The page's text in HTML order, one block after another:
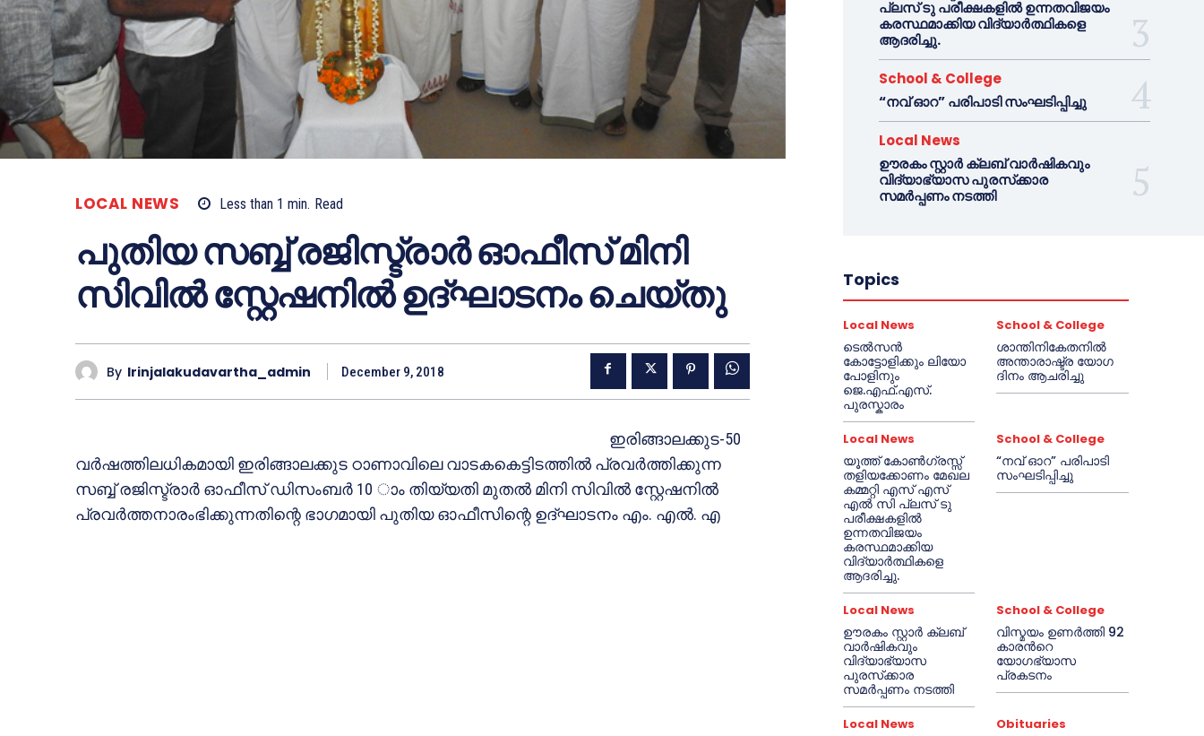
LOCAL NEWS Less than 1 min. Read
പുതിയ സബ്ബ് രജിസ്ട്രാര്‍ ഓഫീസ് മിനി
സിവില്‍ സ്റ്റേഷനില്‍ ഉദ്ഘാടനം ചെയ്തു
By Irinjalakudavartha_admin December 9, 2018
ഇരിങ്ങാലക്കുട-50
വര്‍ഷത്തിലധികമായി ഇരിങ്ങാലക്കുട ഠാണാവിലെ വാടകകെട്ടിടത്തില്‍ പ്രവര്‍ത്തിക്കുന്ന
സബ്ബ് രജിസ്ട്രാര്‍ ഓഫീസ് ഡിസംബര്‍ 10 ാം തിയ്യതി മുതല്‍ മിനി സിവില്‍ സ്റ്റേഷനില്‍
പ്രവര്‍ത്തനാരംഭിക്കുന്നതിന്റെ ഭാഗമായി പുതിയ ഓഫീസിന്റെ ഉദ്ഘാടനം എം. എല്‍. എ
പ്ലസ് ടു പരീക്ഷകളിൽ ഉന്നതവിജയം
കരസ്ഥമാക്കിയ വിദ്യാർത്ഥികളെ
ആദരിച്ചു.
School & College
“നവ് ഓറ” പരിപാടി സംഘടിപ്പിച്ചു
Local News
ഊരകം സ്റ്റാർ ക്ലബ് വാർഷികവും
വിദ്യാഭ്യാസ പുരസ്‌ക്കാര
സമർപ്പണം നടത്തി
Topics
Local News
ടെൽസൻ
കോട്ടോളിക്കും ലിയോ
പോളിനും
ജെ.എഫ്.എസ്.
പുരസ്കാരം
School & College
ശാന്തിനികേതനിൽ
അന്താരാഷ്ട്ര യോഗ
ദിനം ആചരിച്ചു
Local News
യൂത്ത് കോൺഗ്രസ്സ്
തളിയക്കോണം മേഖല
കമ്മറ്റി എസ് എസ്
എൽ സി പ്ലസ് ടു
പരീക്ഷകളിൽ
ഉന്നതവിജയം
കരസ്ഥമാക്കിയ
വിദ്യാർത്ഥികളെ
ആദരിച്ചു.
School & College
“നവ് ഓറ” പരിപാടി
സംഘടിപ്പിച്ചു
Local News
ഊരകം സ്റ്റാർ ക്ലബ്
വാർഷികവും
വിദ്യാഭ്യാസ
പുരസ്‌ക്കാര
സമർപ്പണം നടത്തി
School & College
വിസ്മയം ഉണർത്തി 92
കാരൻറെ
യോഗഭ്യാസ
പ്രകടനം
Local News Obituaries